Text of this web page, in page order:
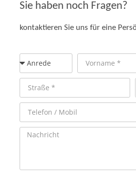
Sie haben noch Fragen?
kontaktieren Sie uns für eine